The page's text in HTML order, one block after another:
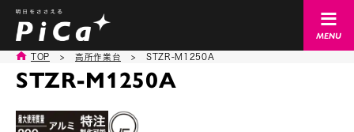
TOP > 高所作業台 > STZR-M1250A
STZR-M1250A